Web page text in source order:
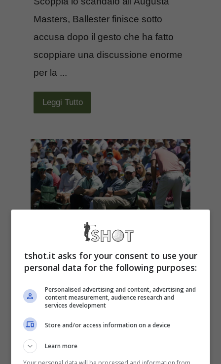
Masters, Ballester finisce sotto
accusa dopo il gesto che ha fatto
scoppiare una discussione enorme
per la ...
Leggi Tutto
Caos all’Augusta
Masters: rubati
grandi cimeli,
esplode lo
tshot.it asks for your consent to use your
personal data for the following purposes:
Personalised advertising and content, advertising and
content measurement, audience research and
services development
Store and/or access information on a device
Learn more